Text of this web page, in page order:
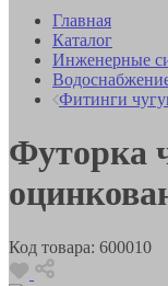
Главная
Каталог
Инженерные
Фитинги
Футорка
Код товара: 600010